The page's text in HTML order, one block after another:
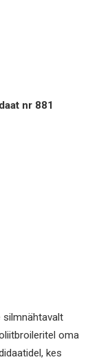
nr 881
silmnähtavalt
oma
kes